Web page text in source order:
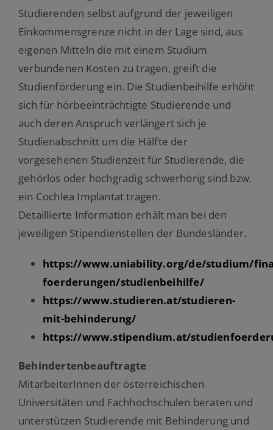
Studierenden selbst aufgrund der jeweiligen
Einkommensgrenze nicht in der Lage sind, aus
eigenen Mitteln die mit einem Studium
verbundenen Kosten zu tragen, greift die
Studienförderung ein. Die Studienbeihilfe erhöht
sich für hörbeeinträchtigte Studierende und
auch deren Anspruch verlängert sich je
Studienabschnitt um die Hälfte der
vorgesehenen Studienzeit für Studierende, die
gehörlos oder hochgradig schwerhörig sind bzw.
ein Cochlea Implantat tragen.
Detaillierte Information erhält man bei den
jeweiligen Stipendienstellen der Bundesländer.
https://www.uniability.org/de/studium/
foerderungen/studienbeihilfe/
https://www.studieren.at/studieren-
mit-behinderung/
https://www.stipendium.at/
Behindertenbeauftragte
MitarbeiterInnen der österreichischen
Universitäten und Fachhochschulen beraten und
unterstützen Studierende mit Behinderung und